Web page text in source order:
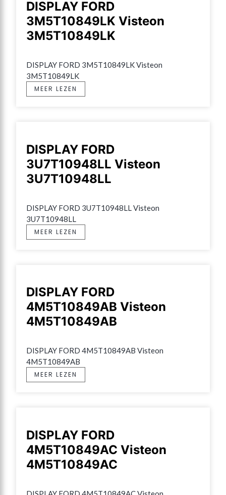
DISPLAY FORD
3M5T10849LK Visteon
3M5T10849LK
DISPLAY FORD 3M5T10849LK Visteon
3M5T10849LK
MEER LEZEN
DISPLAY FORD
3U7T10948LL Visteon
3U7T10948LL
DISPLAY FORD 3U7T10948LL Visteon
3U7T10948LL
MEER LEZEN
DISPLAY FORD
4M5T10849AB Visteon
4M5T10849AB
DISPLAY FORD 4M5T10849AB Visteon
4M5T10849AB
MEER LEZEN
DISPLAY FORD
4M5T10849AC Visteon
4M5T10849AC